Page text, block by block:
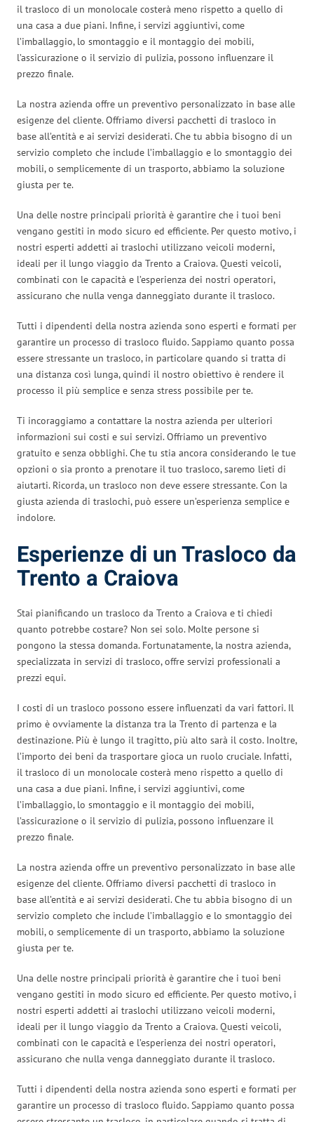
il trasloco di un monolocale costerà meno rispetto a quello di
una casa a due piani. Infine, i servizi aggiuntivi, come
l’imballaggio, lo smontaggio e il montaggio dei mobili,
l’assicurazione o il servizio di pulizia, possono influenzare il
prezzo finale.
La nostra azienda offre un preventivo personalizzato in base alle
esigenze del cliente. Offriamo diversi pacchetti di trasloco in
base all’entità e ai servizi desiderati. Che tu abbia bisogno di un
servizio completo che include l’imballaggio e lo smontaggio dei
mobili, o semplicemente di un trasporto, abbiamo la soluzione
giusta per te.
Una delle nostre principali priorità è garantire che i tuoi beni
vengano gestiti in modo sicuro ed efficiente. Per questo motivo, i
nostri esperti addetti ai traslochi utilizzano veicoli moderni,
ideali per il lungo viaggio da Trento a Craiova. Questi veicoli,
combinati con le capacità e l’esperienza dei nostri operatori,
assicurano che nulla venga danneggiato durante il trasloco.
Tutti i dipendenti della nostra azienda sono esperti e formati per
garantire un processo di trasloco fluido. Sappiamo quanto possa
essere stressante un trasloco, in particolare quando si tratta di
una distanza così lunga, quindi il nostro obiettivo è rendere il
processo il più semplice e senza stress possibile per te.
Ti incoraggiamo a contattare la nostra azienda per ulteriori
informazioni sui costi e sui servizi. Offriamo un preventivo
gratuito e senza obblighi. Che tu stia ancora considerando le tue
opzioni o sia pronto a prenotare il tuo trasloco, saremo lieti di
aiutarti. Ricorda, un trasloco non deve essere stressante. Con la
giusta azienda di traslochi, può essere un’esperienza semplice e
indolore.
Esperienze di un Trasloco da
Trento a Craiova
Stai pianificando un trasloco da Trento a Craiova e ti chiedi
quanto potrebbe costare? Non sei solo. Molte persone si
pongono la stessa domanda. Fortunatamente, la nostra azienda,
specializzata in servizi di trasloco, offre servizi professionali a
prezzi equi.
I costi di un trasloco possono essere influenzati da vari fattori. Il
primo è ovviamente la distanza tra la Trento di partenza e la
destinazione. Più è lungo il tragitto, più alto sarà il costo. Inoltre,
l’importo dei beni da trasportare gioca un ruolo cruciale. Infatti,
il trasloco di un monolocale costerà meno rispetto a quello di
una casa a due piani. Infine, i servizi aggiuntivi, come
l’imballaggio, lo smontaggio e il montaggio dei mobili,
l’assicurazione o il servizio di pulizia, possono influenzare il
prezzo finale.
La nostra azienda offre un preventivo personalizzato in base alle
esigenze del cliente. Offriamo diversi pacchetti di trasloco in
base all’entità e ai servizi desiderati. Che tu abbia bisogno di un
servizio completo che include l’imballaggio e lo smontaggio dei
mobili, o semplicemente di un trasporto, abbiamo la soluzione
giusta per te.
Una delle nostre principali priorità è garantire che i tuoi beni
vengano gestiti in modo sicuro ed efficiente. Per questo motivo, i
nostri esperti addetti ai traslochi utilizzano veicoli moderni,
ideali per il lungo viaggio da Trento a Craiova. Questi veicoli,
combinati con le capacità e l’esperienza dei nostri operatori,
assicurano che nulla venga danneggiato durante il trasloco.
Tutti i dipendenti della nostra azienda sono esperti e formati per
garantire un processo di trasloco fluido. Sappiamo quanto possa